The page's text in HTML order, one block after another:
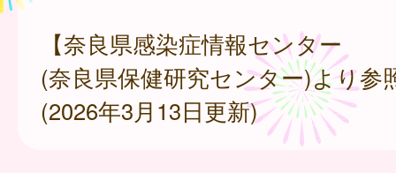
【奈良県感染症情報センター
(奈良県保健研究センター)より参
(2026年3月13日更新)